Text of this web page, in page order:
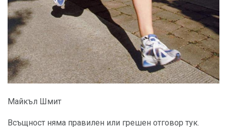
Майкъл Шмит
Всъщност няма правилен или грешен отговор тук.